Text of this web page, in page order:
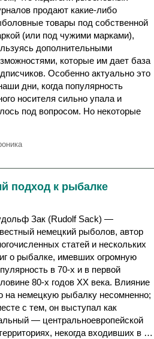
продают какие-либо
товары под собственной
(или под чужими марками),
дополнительными
которые им дает база
Особенно актуально это
дни, когда популярность
носителя сильно упала и
под вопросом. Но некоторые
подход к рыбалке
Зак (Rudolf Sack) —
немецкий рыболов, автор
статей и нескольких
о рыбалке, имевших огромную
в 70-х и в первой
80-х годов XX века. Влияние
на немецкую рыбалку несомненно;
с тем, он выступал как
— центральноевропейской
некогда входивших в …